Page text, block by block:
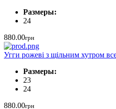
Размеры:
24
880.00грн
Угги рожеві з щільним хутром
Размеры:
23
24
880.00грн